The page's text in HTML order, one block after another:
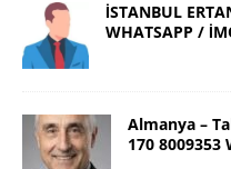
İSTANBUL
WHATSAPP /
Almanya –
170 8009353